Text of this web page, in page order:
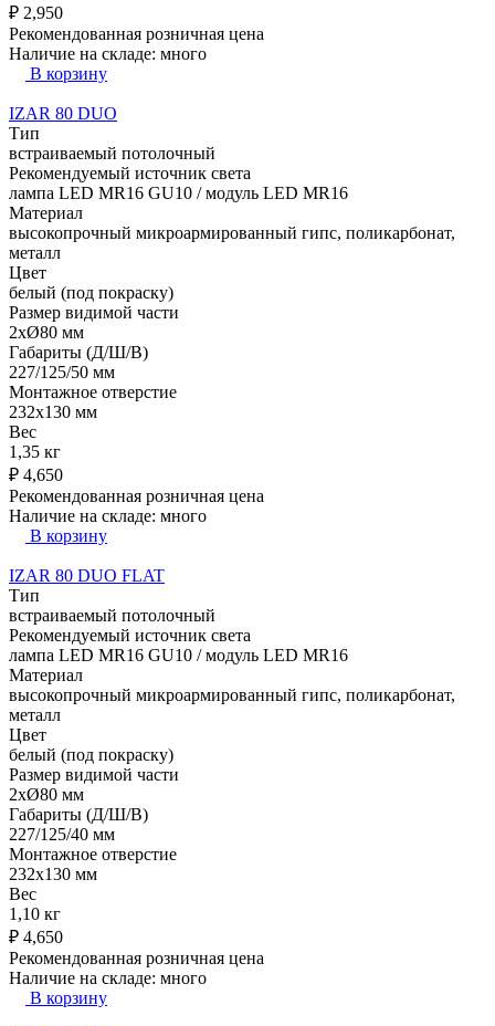
₽ 2,950
Рекомендованная розничная цена
Наличие на складе: много
В корзину
IZAR 80 DUO
Тип
встраиваемый потолочный
Рекомендуемый источник света
лампа LED MR16 GU10 / модуль LED MR16
Материал
высокопрочный микроармированный гипс, поликарбонат,
металл
Цвет
белый (под покраску)
Размер видимой части
2xØ80 мм
Габариты (Д/Ш/В)
227/125/50 мм
Монтажное отверстие
232x130 мм
Вес
1,35 кг
₽ 4,650
Рекомендованная розничная цена
Наличие на складе: много
В корзину
IZAR 80 DUO FLAT
Тип
встраиваемый потолочный
Рекомендуемый источник света
лампа LED MR16 GU10 / модуль LED MR16
Материал
высокопрочный микроармированный гипс, поликарбонат,
металл
Цвет
белый (под покраску)
Размер видимой части
2xØ80 мм
Габариты (Д/Ш/В)
227/125/40 мм
Монтажное отверстие
232x130 мм
Вес
1,10 кг
₽ 4,650
Рекомендованная розничная цена
Наличие на складе: много
В корзину